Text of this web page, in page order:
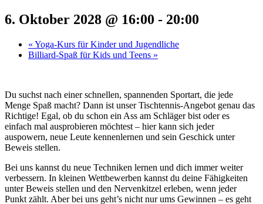
6. Oktober 2028 @ 16:00 - 20:00
« Yoga-Kurs für Kinder und Jugendliche
Billiard-Spaß für Kids und Teens »
Du suchst nach einer schnellen, spannenden Sportart, die jede
Menge Spaß macht? Dann ist unser Tischtennis-Angebot genau das
Richtige! Egal, ob du schon ein Ass am Schläger bist oder es
einfach mal ausprobieren möchtest – hier kann sich jeder
auspowern, neue Leute kennenlernen und sein Geschick unter
Beweis stellen.
Bei uns kannst du neue Techniken lernen und dich immer weiter
verbessern. In kleinen Wettbewerben kannst du deine Fähigkeiten
unter Beweis stellen und den Nervenkitzel erleben, wenn jeder
Punkt zählt. Aber bei uns geht’s nicht nur ums Gewinnen – es geht